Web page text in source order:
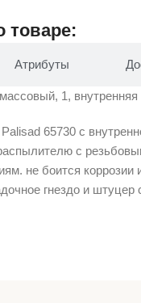
товаре:
Атрибуты
1,
65730 с
с
не боится
гнездо и